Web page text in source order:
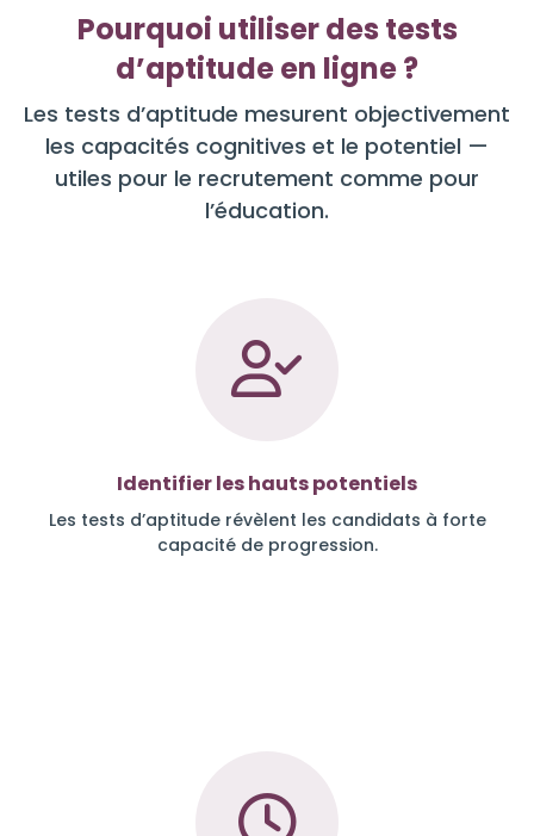
Pourquoi utiliser des tests
d’aptitude en ligne ?
Les tests d’aptitude mesurent objectivement
les capacités cognitives et le potentiel —
utiles pour le recrutement comme pour
l’éducation.
Identifier les hauts potentiels
Les tests d’aptitude révèlent les candidats à forte
capacité de progression.